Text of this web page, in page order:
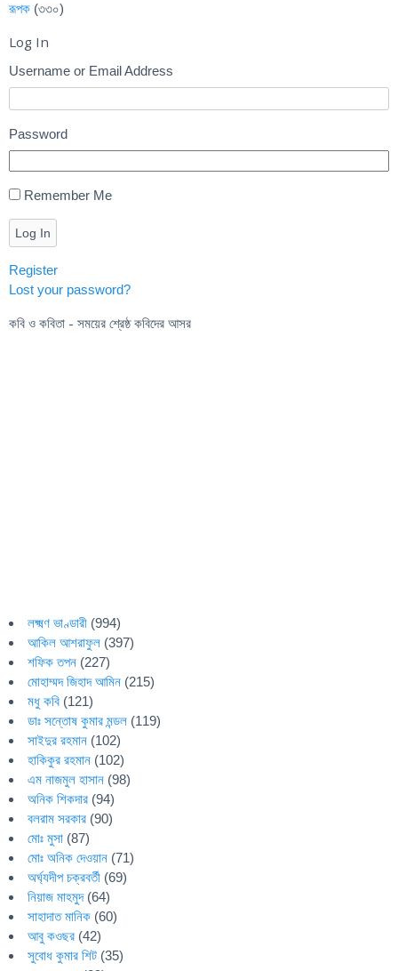
রূপক (৩৩০)
Log In
Username or Email Address
Password
Remember Me
Log In
Register
Lost your password?
কবি ও কবিতা - সময়ের শ্রেষ্ঠ কবিদের আসর
লক্ষ্মণ ভাণ্ডারী (994)
আকিল আশরাফুল (397)
শফিক তপন (227)
মোহাম্মদ জিহাদ আমিন (215)
মধু কবি (121)
ডাঃ সন্তোষ কুমার মন্ডল (119)
সাইদুর রহমান (102)
হাকিকুর রহমান (102)
এম নাজমুল হাসান (98)
অনিক শিকদার (94)
বলরাম সরকার (90)
মোঃ মুসা (87)
মোঃ অনিক দেওয়ান (71)
অর্ঘ্যদীপ চক্রবর্তী (69)
নিয়াজ মাহমুদ(64)
সাহাদাত মানিক (60)
আবু কওছর (42)
সুবোধ কুমার শিট (35)